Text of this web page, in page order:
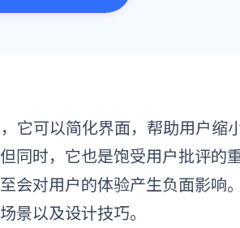
它可以简化界面，帮助用户缩
同时，它也是饱受用户批评的
会对用户的体验产生负面影响
景以及设计技巧。